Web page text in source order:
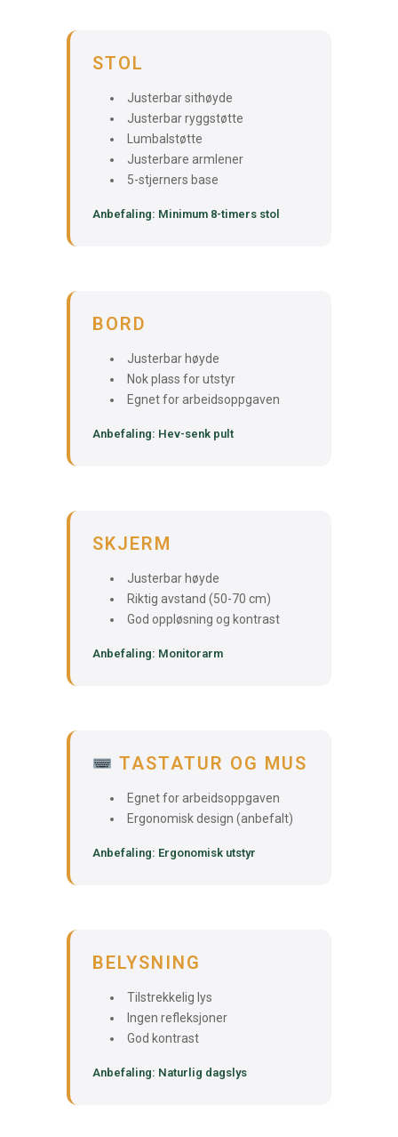
STOL
Justerbar sithøyde
Justerbar ryggstøtte
Lumbalstøtte
Justerbare armlener
5-stjerners base
Anbefaling: Minimum 8-timers stol
BORD
Justerbar høyde
Nok plass for utstyr
Egnet for arbeidsoppgaven
Anbefaling: Hev-senk pult
SKJERM
Justerbar høyde
Riktig avstand (50-70 cm)
God oppløsning og kontrast
Anbefaling: Monitorarm
TASTATUR OG MUS
Egnet for arbeidsoppgaven
Ergonomisk design (anbefalt)
Anbefaling: Ergonomisk utstyr
BELYSNING
Tilstrekkelig lys
Ingen refleksjoner
God kontrast
Anbefaling: Naturlig dagslys